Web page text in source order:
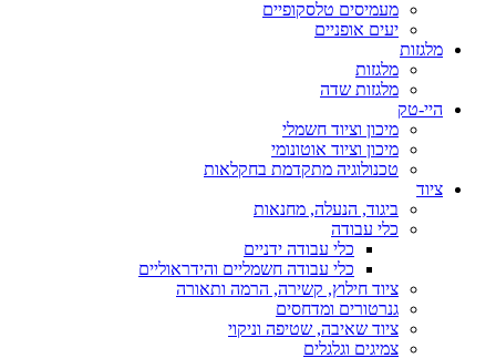
מעמיסים טלסקופיים
יעים אופניים
מלגזות
מלגזות
מלגזות שדה
היי-טק
מיכון וציוד חשמלי
מיכון וציוד אוטונומי
טכנולוגיה מתקדמת בחקלאות
ציוד
ביגוד, הנעלה, מחנאות
כלי עבודה
כלי עבודה ידניים
כלי עבודה חשמליים והידראוליים
ציוד חילוץ, קשירה, הרמה ותאורה
גנרטורים ומדחסים
ציוד שאיבה, שטיפה וניקוי
צמיגים וגלגלים